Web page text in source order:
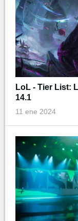
LoL - Tier List:
14.1
11 ene 2024